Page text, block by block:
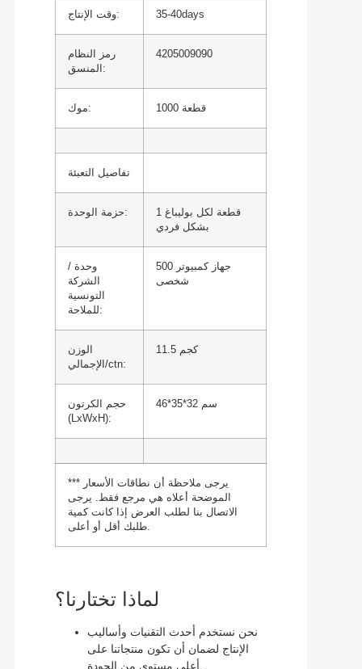
وقت الإنتاج: 35-40days
رمز النظام
المنسق:
4205009090
موك: 1000 قطعة
تفاصيل التعبئة
حزمة الوحدة:
1 قطعة لكل بوليباغ
بشكل فردي
وحدة /
الشركة
التونسية
للملاحة:
500 جهاز كمبيوتر
شخصى
الوزن
الإجمالي/ctn:
11.5 كجم
حجم الكرتون
(LxWxH):
46*35*32 سم
*** يرجى ملاحظة أن نطاقات الأسعار
الموضحة أعلاه هي مرجع فقط. يرجى
الاتصال بنا لطلب العرض إذا كانت كمية
طلبك أقل أو أعلى.
لماذا تختارنا؟
نحن نستخدم أحدث التقنيات وأساليب
الإنتاج لضمان أن تكون منتجاتنا على